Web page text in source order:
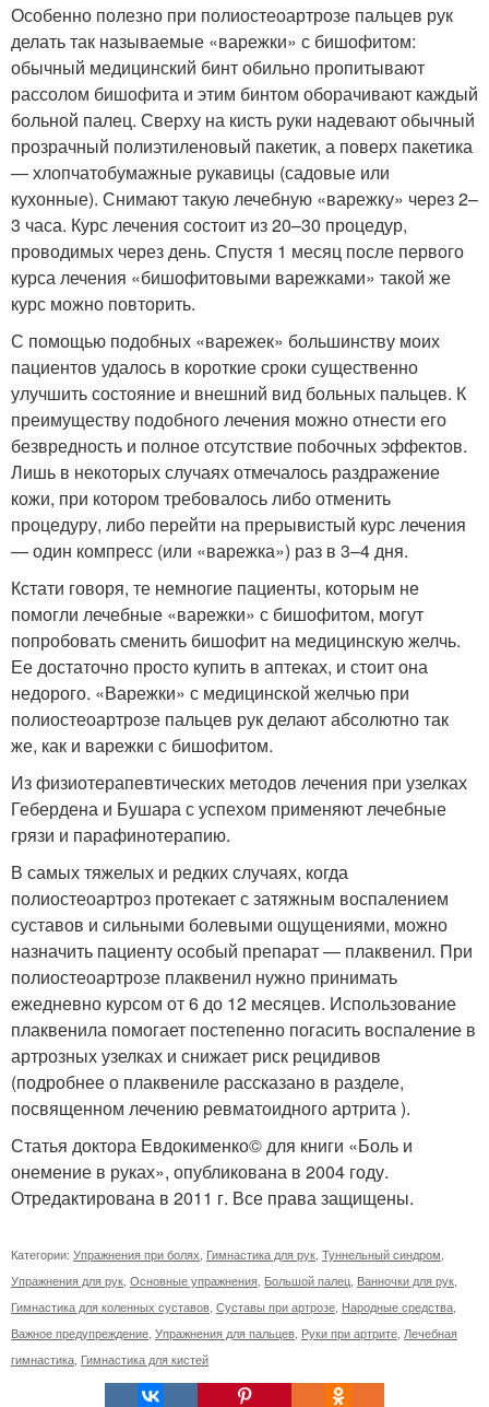
Особенно полезно при полиостеоартрозе пальцев рук
делать так называемые «варежки» с бишофитом:
обычный медицинский бинт обильно пропитывают
рассолом бишофита и этим бинтом оборачивают каждый
больной палец. Сверху на кисть руки надевают обычный
прозрачный полиэтиленовый пакетик, а поверх пакетика
— хлопчатобумажные рукавицы (садовые или
кухонные). Снимают такую лечебную «варежку» через 2–
3 часа. Курс лечения состоит из 20–30 процедур,
проводимых через день. Спустя 1 месяц после первого
курса лечения «бишофитовыми варежками» такой же
курс можно повторить.
С помощью подобных «варежек» большинству моих
пациентов удалось в короткие сроки существенно
улучшить состояние и внешний вид больных пальцев. К
преимуществу подобного лечения можно отнести его
безвредность и полное отсутствие побочных эффектов.
Лишь в некоторых случаях отмечалось раздражение
кожи, при котором требовалось либо отменить
процедуру, либо перейти на прерывистый курс лечения
— один компресс (или «варежка») раз в 3–4 дня.
Кстати говоря, те немногие пациенты, которым не
помогли лечебные «варежки» с бишофитом, могут
попробовать сменить бишофит на медицинскую желчь.
Ее достаточно просто купить в аптеках, и стоит она
недорого. «Варежки» с медицинской желчью при
полиостеоартрозе пальцев рук делают абсолютно так
же, как и варежки с бишофитом.
Из физиотерапевтических методов лечения при узелках
Гебердена и Бушара с успехом применяют лечебные
грязи и парафинотерапию.
В самых тяжелых и редких случаях, когда
полиостеоартроз протекает с затяжным воспалением
суставов и сильными болевыми ощущениями, можно
назначить пациенту особый препарат — плаквенил. При
полиостеоартрозе плаквенил нужно принимать
ежедневно курсом от 6 до 12 месяцев. Использование
плаквенила помогает постепенно погасить воспаление в
артрозных узелках и снижает риск рецидивов
(подробнее о плаквениле рассказано в разделе,
посвященном лечению ревматоидного артрита ).
Статья доктора Евдокименко© для книги «Боль и
онемение в руках», опубликована в 2004 году.
Отредактирована в 2011 г. Все права защищены.
Категории: Упражнения при болях Гимнастика для рук Туннельный синдром
Упражнения для рук Основные упражнения Большой палец Ванночки для рук
Гимнастика для коленных суставов Суставы при артрозе Народные средства
Важное предупреждение Упражнения для пальцев Руки при артрите Лечебная
гимнастика Гимнастика для кистей